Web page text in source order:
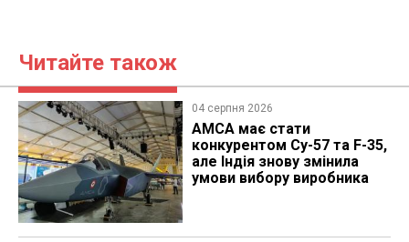
Читайте також
04 серпня 2026
AMCA має стати
конкурентом Су-57 та F-35,
але Індія знову змінила
умови вибору виробника